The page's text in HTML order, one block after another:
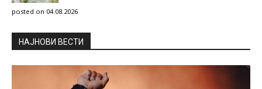
posted on 04.08.2026
НAЈНОВИ ВЕСТИ